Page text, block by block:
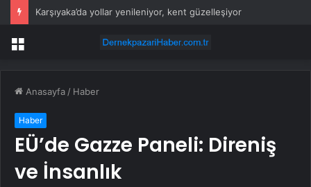
Karşıyaka’da yollar yenileniyor, kent güzelleşiyor
Menü
Anasayfa / Haber
Haber
EÜ’de Gazze Paneli: Direniş
ve İnsanlık